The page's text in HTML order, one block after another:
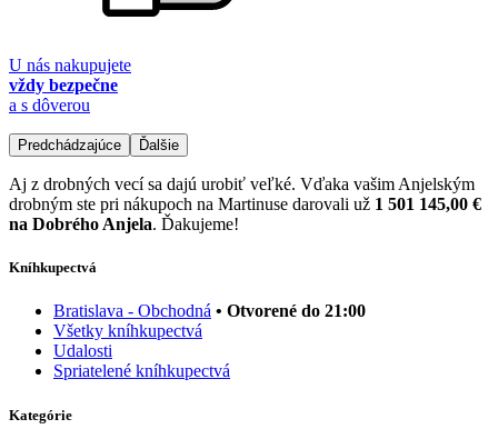
U nás nakupujete
vždy bezpečne
a s dôverou
Predchádzajúce Ďalšie
Aj z drobných vecí sa dajú urobiť veľké. Vďaka vašim Anjelským
drobným ste pri nákupoch na Martinuse darovali už 1 501 145,00 €
na Dobrého Anjela. Ďakujeme!
Kníhkupectvá
Bratislava - Obchodná • Otvorené do 21:00
Všetky kníhkupectvá
Udalosti
Spriatelené kníhkupectvá
Kategórie